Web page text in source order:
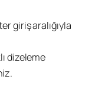
giriş aralığıyla
dizeleme